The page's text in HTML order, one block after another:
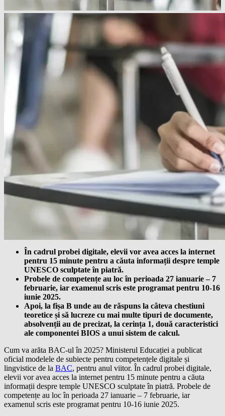
În cadrul probei digitale, elevii vor avea acces la internet
pentru 15 minute pentru a căuta informații despre temple
UNESCO sculptate în piatră.
Probele de competențe au loc în perioada 27 ianuarie – 7
februarie, iar examenul scris este programat pentru 10-16
iunie 2025.
Apoi, la fișa B unde au de răspuns la câteva chestiuni
teoretice și să lucreze cu mai multe tipuri de documente,
absolvenții au de precizat, la cerința 1, două caracteristici
ale componentei BIOS a unui sistem de calcul.
Cum va arăta BAC-ul în 2025? Ministerul Educației a publicat
oficial modelele de subiecte pentru competențele digitale și
lingvistice de la BAC, pentru anul viitor. În cadrul probei digitale,
elevii vor avea acces la internet pentru 15 minute pentru a căuta
informații despre temple UNESCO sculptate în piatră. Probele de
competențe au loc în perioada 27 ianuarie – 7 februarie, iar
examenul scris este programat pentru 10-16 iunie 2025.